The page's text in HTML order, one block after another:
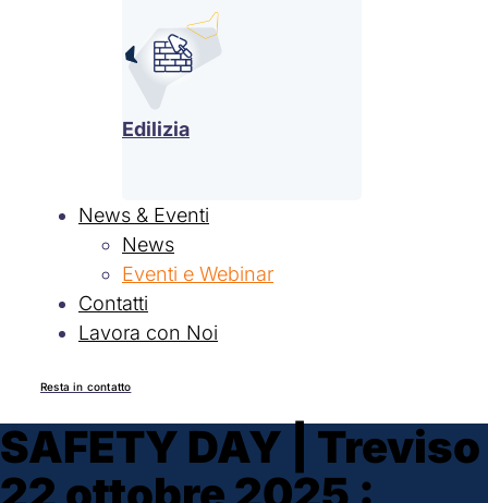
Edilizia
News & Eventi
News
Eventi e Webinar
Contatti
Lavora con Noi
Resta in contatto
SAFETY DAY | Treviso